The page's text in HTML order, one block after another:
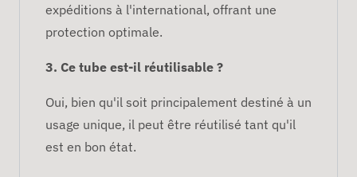
expéditions à l'international, offrant une
protection optimale.
3. Ce tube est-il réutilisable ?
Oui, bien qu'il soit principalement destiné à un
usage unique, il peut être réutilisé tant qu'il
est en bon état.